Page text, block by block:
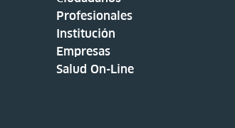
Profesionales
Institución
Empresas
Salud On-Line